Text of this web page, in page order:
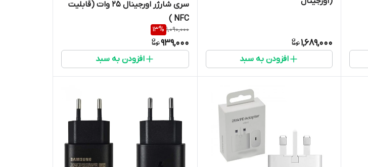
1,689,000
افزودن به سبد
سری شارژر اورجینال 25 وات (قابلیت
NFC )
1,090,000
13%
939,000
افزودن به سبد